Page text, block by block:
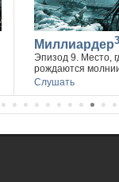
Миллиардер3
Эпизод 9. Место,
рождаются
Слушать